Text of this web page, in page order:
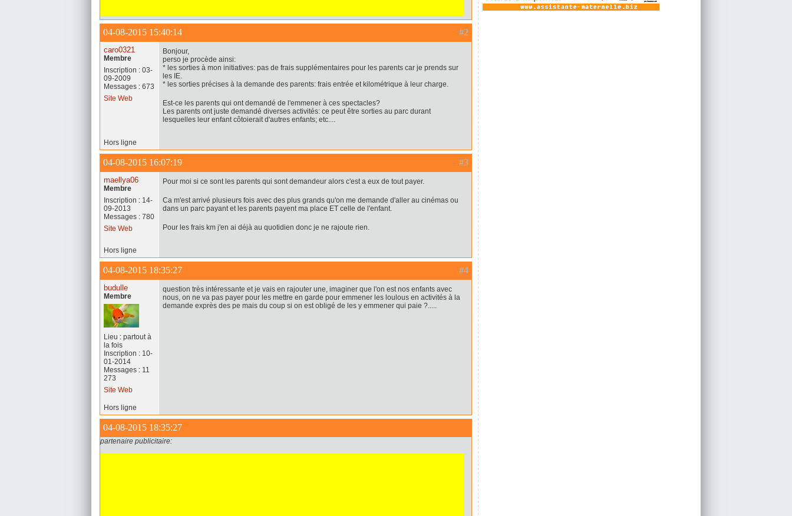
#2
04-08-2015 15:40:14
caro0321
Membre
Inscription : 03-
09-2009
Messages : 673
Site Web
Bonjour,
perso je procède ainsi:
* les sorties à mon initiatives: pas de frais supplémentaires pour les parents car je prends sur
les IE.
* les sorties précises à la demande des parents: frais entrée et kilométrique à leur charge.
Est-ce les parents qui ont demandé de l'emmener à ces spectacles?
Les parents ont juste demandé diverses activités: ce peut être sorties au parc durant
lesquelles leur enfant côtoierait d'autres enfants; etc....
Hors ligne
#3
04-08-2015 16:07:19
maellya06
Membre
Inscription : 14-
09-2013
Messages : 780
Site Web
Pour moi si ce sont les parents qui sont demandeur alors c'est a eux de tout payer.
Ca m'est arrivé plusieurs fois avec des plus grands qu'on me demande d'aller au cinémas ou
dans un parc payant et les parents payent ma place ET celle de l'enfant.
Pour les frais km j'en ai déjà au quotidien donc je ne rajoute rien.
Hors ligne
#4
04-08-2015 18:35:27
budulle
Membre
Lieu : partout à
la fois
Inscription : 10-
01-2014
Messages : 11
273
Site Web
question très intéressante et je vais en rajouter une, imaginer que l'on est nos enfants avec
nous, on ne va pas payer pour les mettre en garde pour emmener les loulous en activités à la
demande exprès des pe mais du coup si on est obligé de les y emmener qui paie ?.....
Hors ligne
04-08-2015 18:35:27
partenaire publicitaire: